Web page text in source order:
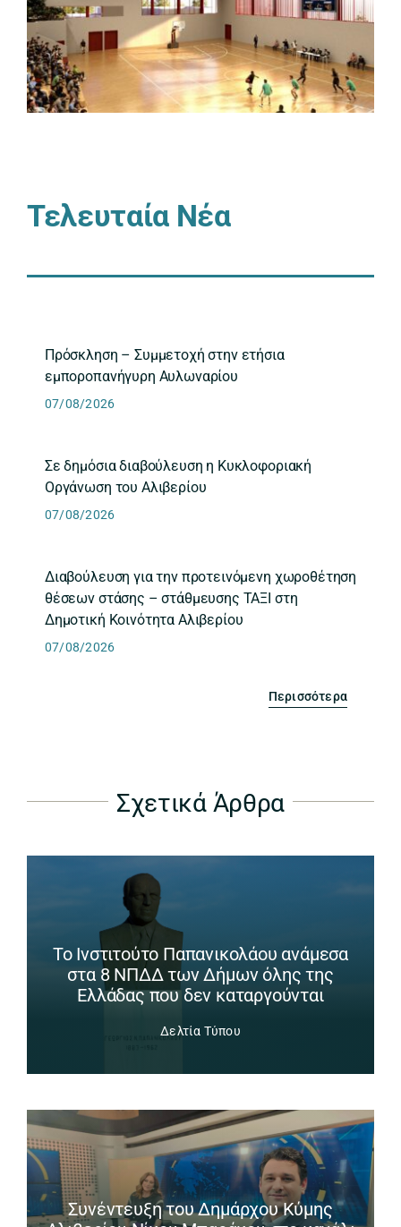
Τελευταία Νέα
Πρόσκληση – Συμμετοχή στην ετήσια
εμποροπανήγυρη Αυλωναρίου
07/08/2026
Σε δημόσια διαβούλευση η Κυκλοφοριακή
Οργάνωση του Αλιβερίου
07/08/2026
Διαβούλευση για την προτεινόμενη χωροθέτηση
θέσεων στάσης – στάθμευσης ΤΑΞΙ στη
Δημοτική Κοινότητα Αλιβερίου
07/08/2026
Περισσότερα
Σχετικά Άρθρα
Το Ινστιτούτο Παπανικολάου ανάμεσα
στα 8 ΝΠΔΔ των Δήμων όλης της
Ελλάδας που δεν καταργούνται
Δελτία Τύπου
Συνέντευξη του Δημάρχου Κύμης